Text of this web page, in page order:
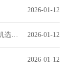
2026-01-12
2026-01-12
？
2026-01-12